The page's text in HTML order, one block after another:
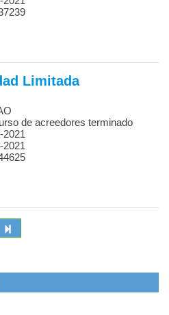
Limitada
de acreedores terminado
2021
2021